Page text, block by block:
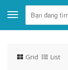
Toggle
navigation
Grid List